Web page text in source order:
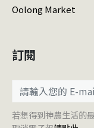
Oolong Market
訂閱
若想得到神農生活的